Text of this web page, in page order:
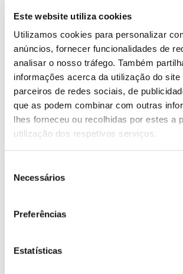
Este website utiliza cookies
Utilizamos cookies para personalizar
anúncios, fornecer funcionalidades de
analisar o nosso tráfego. Também
informações acerca da utilização do
parceiros de redes sociais, de
que as podem combinar com outras
lhes forneceu ou recolhidas por estes a
utilização dos respetivos serviços.
Necessários
Preferências
Estatísticas
campo.
Saiba mais
13.07.2026
Genoma do priolo e de outras
conhecer para conservar
Registar galhas de Trichi em